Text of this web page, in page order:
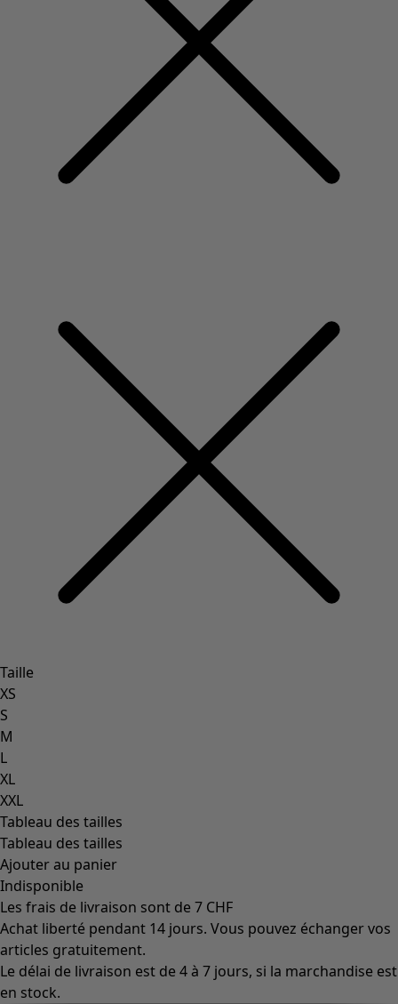
Taille
XS
S
M
L
XL
XXL
Tableau des tailles
Tableau des tailles
Ajouter au panier
Indisponible
Les frais de livraison sont de 7 CHF
Achat liberté pendant 14 jours. Vous pouvez échanger vos
articles gratuitement.
Le délai de livraison est de 4 à 7 jours, si la marchandise est
en stock.